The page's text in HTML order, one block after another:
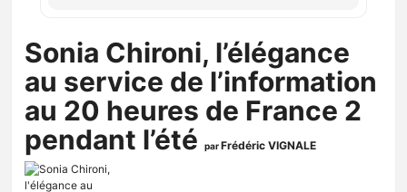
Sonia Chironi, l’élégance
au service de l’information
au 20 heures de France 2
pendant l’été
parFrédéric VIGNALE